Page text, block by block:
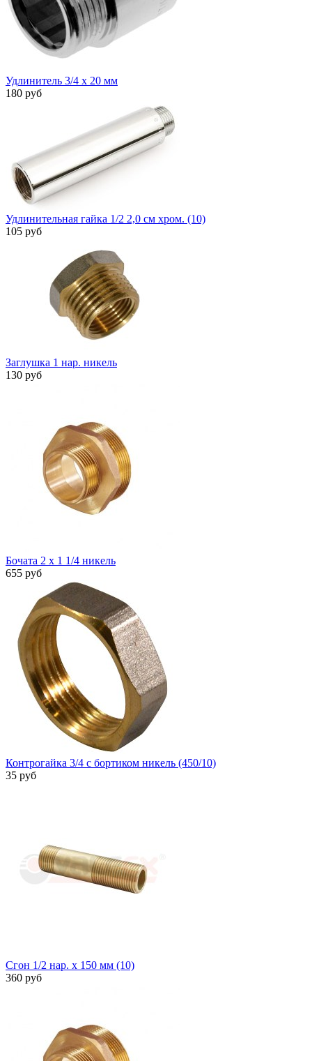
Удлинитель 3/4 х 20 мм
180 руб
Удлинительная гайка 1/2 2,0 см хром. (10)
105 руб
Заглушка 1 нар. никель
130 руб
Бочата 2 х 1 1/4 никель
655 руб
Контрогайка 3/4 с бортиком никель (450/10)
35 руб
Сгон 1/2 нар. х 150 мм (10)
360 руб